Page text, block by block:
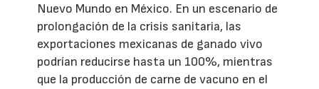
Nuevo Mundo en México. En un escenario de
prolongación de la crisis sanitaria, las
exportaciones mexicanas de ganado vivo
podrían reducirse hasta un 100%, mientras
que la producción de carne de vacuno en el